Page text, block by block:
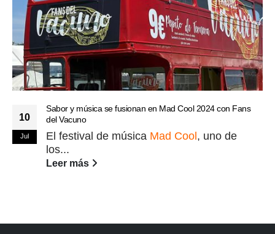
10
Jul
Sabor y música se fusionan en Mad Cool 2024 con Fans
del Vacuno
El festival de música Mad Cool, uno de
los...
Leer más